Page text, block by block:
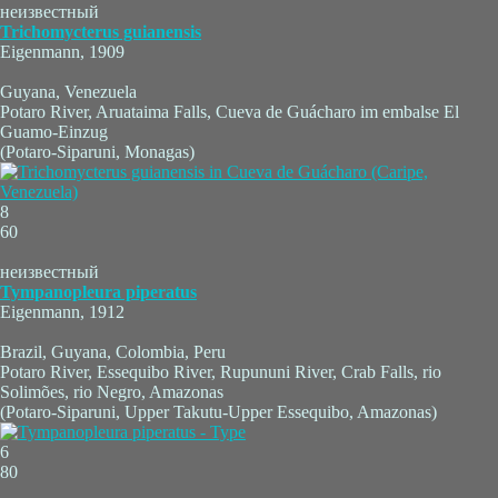
неизвестный
Trichomycterus guianensis
Eigenmann, 1909
Guyana, Venezuela
Potaro River, Aruataima Falls, Cueva de Guácharo im embalse El
Guamo-Einzug
(Potaro-Siparuni, Monagas)
8
60
неизвестный
Tympanopleura piperatus
Eigenmann, 1912
Brazil, Guyana, Colombia, Peru
Potaro River, Essequibo River, Rupununi River, Crab Falls, rio
Solimões, rio Negro, Amazonas
(Potaro-Siparuni, Upper Takutu-Upper Essequibo, Amazonas)
6
80